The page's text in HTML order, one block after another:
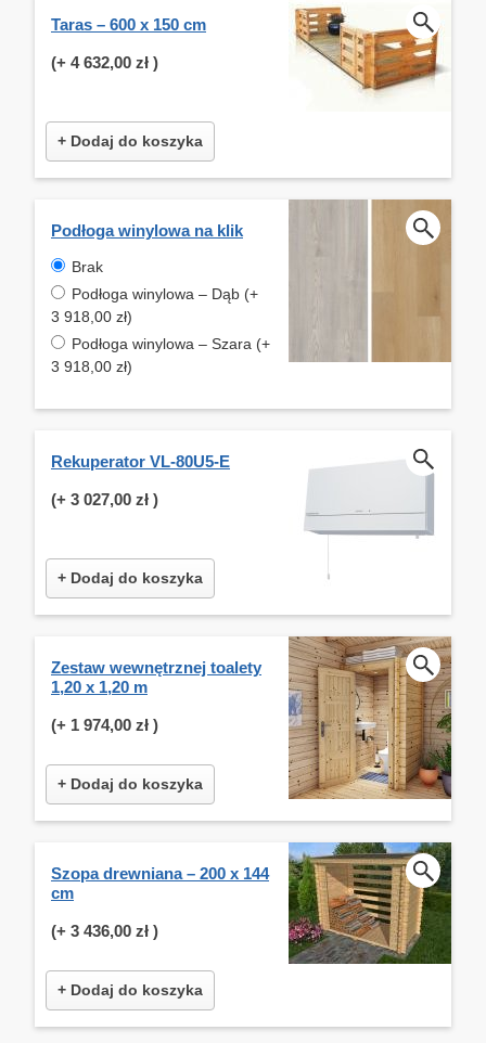
Taras – 600 x 150 cm
(+ 4 632,00 zł )
+ Dodaj do koszyka
Podłoga winylowa na klik
Brak
Podłoga winylowa – Dąb (+
3 918,00 zł)
Podłoga winylowa – Szara (+
3 918,00 zł)
Rekuperator VL-80U5-E
(+ 3 027,00 zł )
+ Dodaj do koszyka
Zestaw wewnętrznej toalety
1,20 x 1,20 m
(+ 1 974,00 zł )
+ Dodaj do koszyka
Szopa drewniana – 200 x 144
cm
(+ 3 436,00 zł )
+ Dodaj do koszyka